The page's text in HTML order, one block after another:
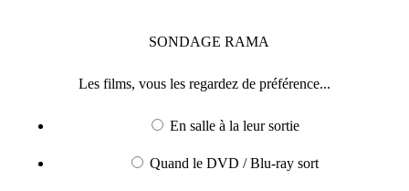
SONDAGE RAMA
Les films, vous les regardez de préférence...
En salle à la leur sortie
Quand le DVD / Blu-ray sort